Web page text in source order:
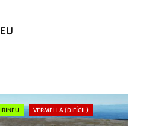
VERMELLA (DIFÍCIL)